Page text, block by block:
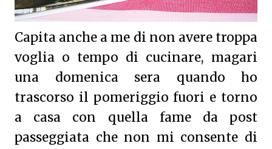
Capita anche a me di non avere troppa
voglia o tempo di cucinare, magari
una domenica sera quando ho
trascorso il pomeriggio fuori e torno
a casa con quella fame da post
passeggiata che non mi consente di